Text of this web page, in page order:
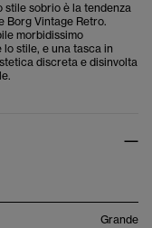
stile sobrio è la tendenza
Borg Vintage Retro.
morbidissimo
stile, e una tasca in
discreta e disinvolta
Grande